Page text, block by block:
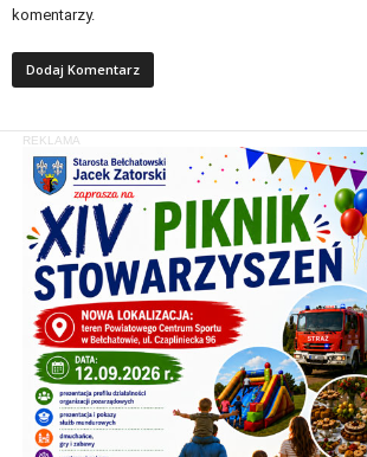
komentarzy.
REKLAMA